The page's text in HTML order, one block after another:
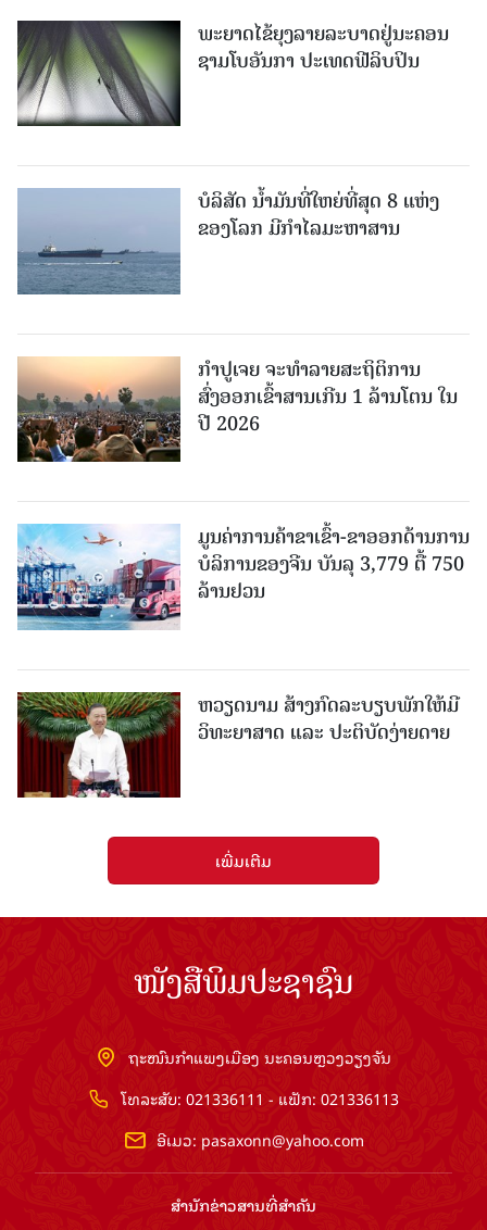
ພະຍາດໄຂ້ຍຸງລາຍລະບາດຢູ່ນະຄອນ
ຊາມໂບ​ອັນກາ ປະເທດຟີລິບປິນ
ບໍລິສັດ ນ້ຳມັນທີ່ໃຫຍ່ທີ່ສຸດ 8 ແຫ່ງ
ຂອງໂລກ ມີກຳໄລມະຫາສານ
ກຳປູເຈຍ ຈະທຳລາຍສະຖິຕິການ
ສົ່ງອອກເຂົ້າສານເກີນ 1 ລ້ານໂຕນ ໃນ
ປີ 2026
ມູນຄ່າການຄ້າຂາເຂົ້າ-ຂາອອກດ້ານການ
ບໍລິການຂອງຈີນ ບັນລຸ 3,779 ຕື້ 750
ລ້ານຢວນ
ຫວຽດນາມ ສ້າງກົດລະບຽບພັກໃຫ້ມີ
ວິທະຍາສາດ ແລະ ປະຕິບັດງ່າຍດາຍ
ເພີ່ມເຕີມ
ໜັງສືພິມປະຊາຊົນ
ຖະໜົນກຳແພງເມືອງ ນະຄອນຫຼວງວຽງຈັນ
ໂທລະສັບ: 021336111 - ແຟັກ: 021336113
ອີເມວ: pasaxonn@yahoo.com
ສຳ​ນັກ​ຂ່າວ​ສານ​ທີ່​ສຳ​ຄັນ​